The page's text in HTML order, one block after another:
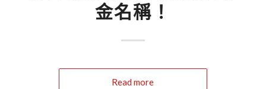
金名稱！
Read more